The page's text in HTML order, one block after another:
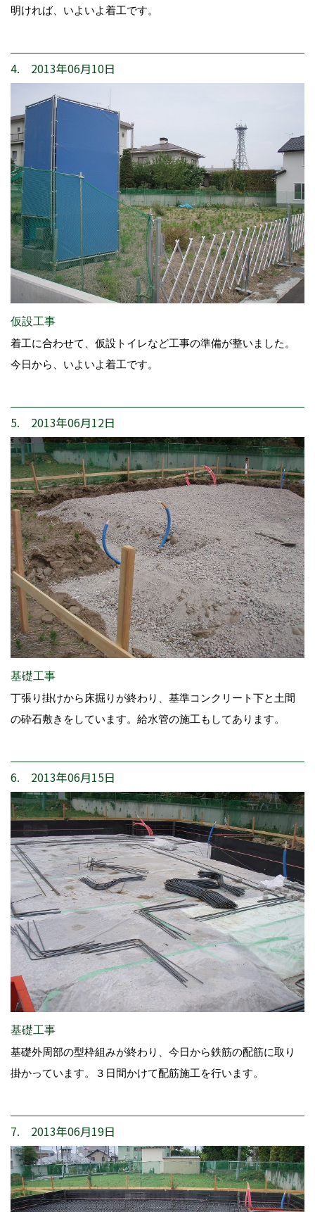
明ければ、いよいよ着工です。
4. 2013年06月10日
仮設工事
着工に合わせて、仮設トイレなど工事の準備が整いました。
今日から、いよいよ着工です。
5. 2013年06月12日
基礎工事
丁張り掛けから床掘りが終わり、基準コンクリート下と土間
の砕石敷きをしています。給水管の施工もしてあります。
6. 2013年06月15日
基礎工事
基礎外周部の型枠組みが終わり、今日から鉄筋の配筋に取り
掛かっています。３日間かけて配筋施工を行います。
7. 2013年06月19日